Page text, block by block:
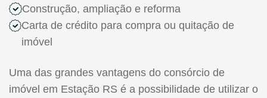
Construção, ampliação e reforma
Carta de crédito para compra ou quitação de
imóvel
Uma das grandes vantagens do consórcio de
imóvel em Estação RS é a possibilidade de utilizar o